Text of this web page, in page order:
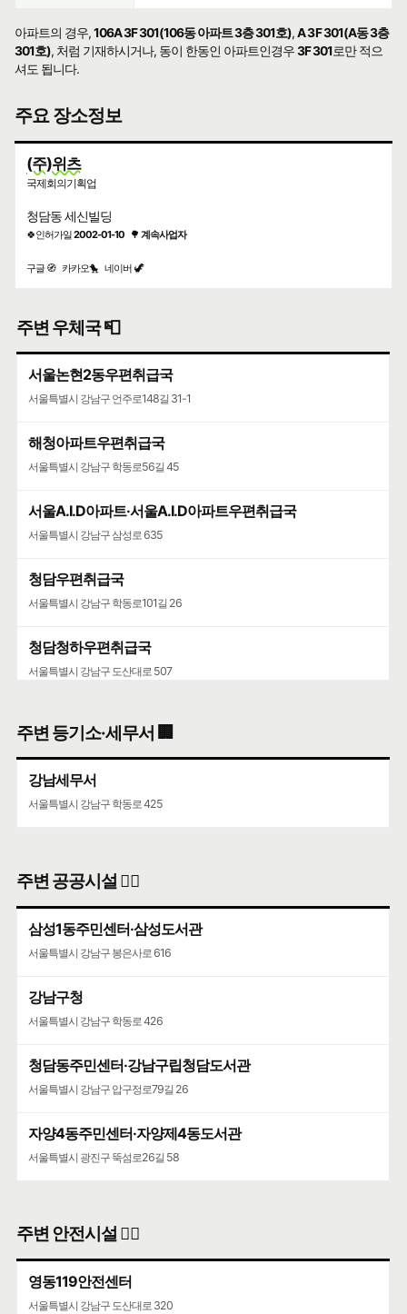
아파트의 경우,106A 3F 301(106동 아파트 3층 301호),A 3F 301(A동 3층
301호), 처럼 기재하시거나, 동이 한동인 아파트인경우3F 301로만 적으
셔도 됩니다.
주요 장소정보
(주)위츠
국제회의기획업
청담동 세신빌딩
🍀인허가일2002-01-10 🌳 계속사업자
구글 🧭 카카오🐤 네이버 🦖
주변 우체국 📮
서울논현2동우편취급국
서울특별시 강남구 언주로148길 31-1
해청아파트우편취급국
서울특별시 강남구 학동로56길 45
서울A.I.D아파트·서울A.I.D아파트우편취급국
서울특별시 강남구 삼성로 635
청담우편취급국
서울특별시 강남구 학동로101길 26
청담청하우편취급국
서울특별시 강남구 도산대로 507
주변 등기소·세무서 🏢
강남세무서
서울특별시 강남구 학동로 425
주변 공공시설 👨‍✈️
삼성1동주민센터·삼성도서관
서울특별시 강남구 봉은사로 616
강남구청
서울특별시 강남구 학동로 426
청담동주민센터·강남구립청담도서관
서울특별시 강남구 압구정로79길 26
자양4동주민센터·자양제4동도서관
서울특별시 광진구 뚝섬로26길 58
주변 안전시설 👮‍♀️
영동119안전센터
서울특별시 강남구 도산대로 320